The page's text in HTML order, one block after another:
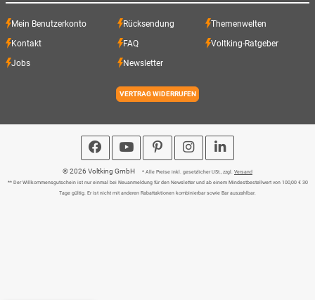
Mein Benutzerkonto Rücksendung Themenwelten
Kontakt FAQ Voltking-Ratgeber
Jobs Newsletter
VERTRAG WIDERRUFEN
© 2026 Voltking GmbH * Alle Preise inkl. gesetzlicher USt., zzgl. Versand
** Der Willkommensgutschein ist nur einmal bei Neuanmeldung für den Newsletter und ab einem Mindestbestellwert von 100,00 € 30
Tage gültig. Er ist nicht mit anderen Rabattaktionen kombinierbar sowie Bar auszahlbar.